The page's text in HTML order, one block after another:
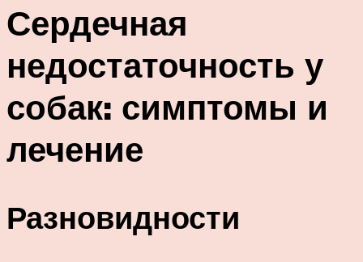
Сердечная
недостаточность у
собак: симптомы и
лечение
Разновидности